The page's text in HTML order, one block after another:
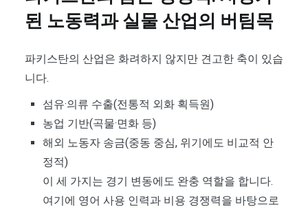
된 노동력과 실물 산업의 버팀목
파키스탄의 산업은 화려하지 않지만 견고한 축이 있습
니다.
섬유·의류 수출(전통적 외화 획득원)
농업 기반(곡물·면화 등)
해외 노동자 송금(중동 중심, 위기에도 비교적 안
정적)
이 세 가지는 경기 변동에도 완충 역할을 합니다.
여기에 영어 사용 인력과 비용 경쟁력을 바탕으로